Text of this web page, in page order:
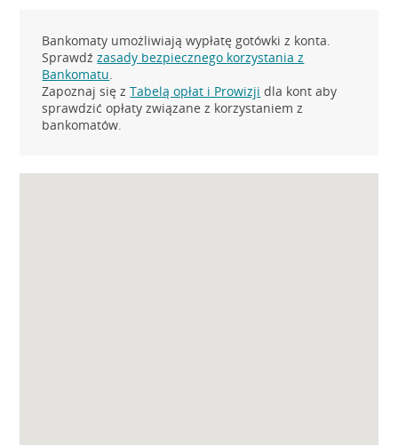
Bankomaty umożliwiają wypłatę gotówki z konta.
Sprawdźzasady bezpiecznego korzystania z
Bankomatu.
Zapoznaj się zTabelą opłat i Prowizji dla kont aby
sprawdzić opłaty związane z korzystaniem z
bankomatów.